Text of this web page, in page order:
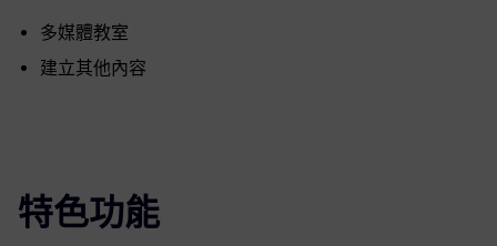
多媒體教室
建立其他內容
特色功能